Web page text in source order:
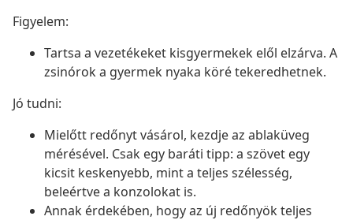
Figyelem:
Tartsa a vezetékeket kisgyermekek elől elzárva. A
zsinórok a gyermek nyaka köré tekeredhetnek.
Jó tudni:
Mielőtt redőnyt vásárol, kezdje az ablaküveg
mérésével. Csak egy baráti tipp: a szövet egy
kicsit keskenyebb, mint a teljes szélesség,
beleértve a konzolokat is.
Annak érdekében, hogy az új redőnyök teljes